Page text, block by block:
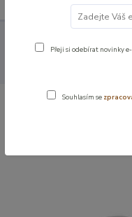
Dávkovače mýdla a
chrom,
Přeji si odebírat novinky
Souhlasím se